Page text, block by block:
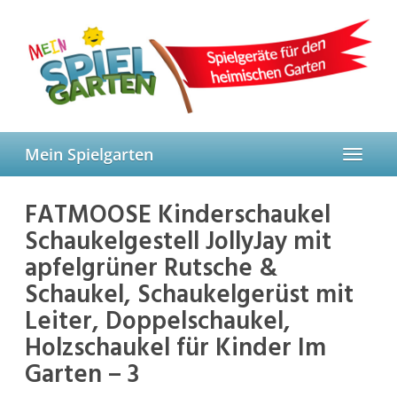
content
Toggle
Mein Spielgarten
FATMOOSE Kinderschaukel
Schaukelgestell JollyJay mit
apfelgrüner Rutsche &
Schaukel, Schaukelgerüst mit
Leiter, Doppelschaukel,
Holzschaukel für Kinder Im
Garten – 3